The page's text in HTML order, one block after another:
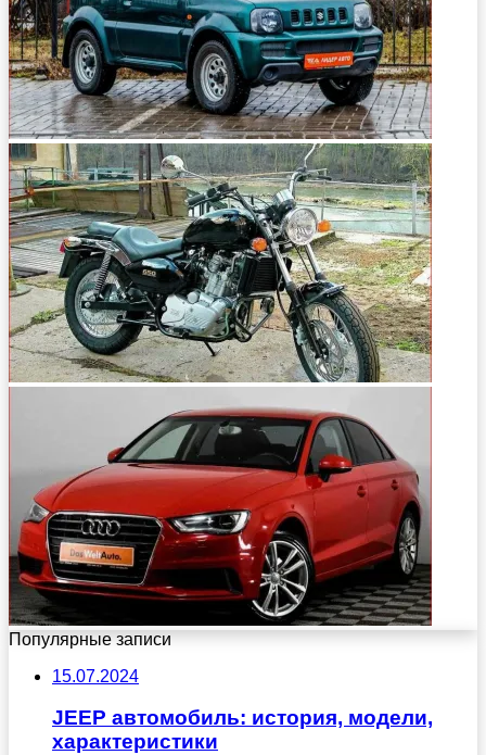
Популярные записи
15.07.2024
JEEP автомобиль: история, модели,
характеристики